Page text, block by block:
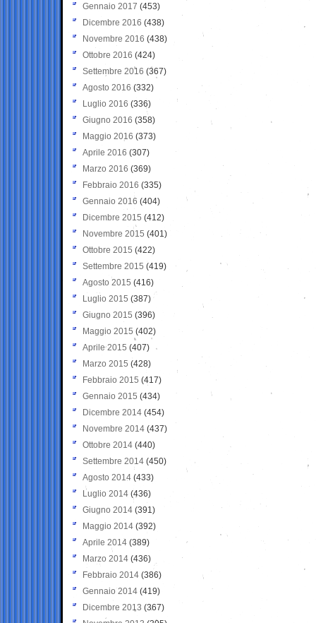
Gennaio 2017 (453)
Dicembre 2016 (438)
Novembre 2016 (438)
Ottobre 2016 (424)
Settembre 2016 (367)
Agosto 2016 (332)
Luglio 2016 (336)
Giugno 2016 (358)
Maggio 2016 (373)
Aprile 2016 (307)
Marzo 2016 (369)
Febbraio 2016 (335)
Gennaio 2016 (404)
Dicembre 2015 (412)
Novembre 2015 (401)
Ottobre 2015 (422)
Settembre 2015 (419)
Agosto 2015 (416)
Luglio 2015 (387)
Giugno 2015 (396)
Maggio 2015 (402)
Aprile 2015 (407)
Marzo 2015 (428)
Febbraio 2015 (417)
Gennaio 2015 (434)
Dicembre 2014 (454)
Novembre 2014 (437)
Ottobre 2014 (440)
Settembre 2014 (450)
Agosto 2014 (433)
Luglio 2014 (436)
Giugno 2014 (391)
Maggio 2014 (392)
Aprile 2014 (389)
Marzo 2014 (436)
Febbraio 2014 (386)
Gennaio 2014 (419)
Dicembre 2013 (367)